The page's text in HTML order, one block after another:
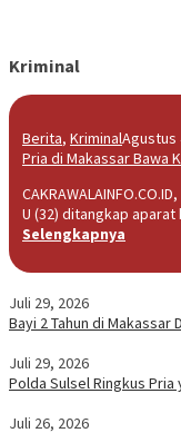
Kriminal
Berita, KriminalAgustus
Pria di Makassar Bawa
U (32) ditangkap
Selengkapnya
Juli 29, 2026
Bayi 2 Tahun di Makassar
Juli 29, 2026
Polda Sulsel Ringkus
Juli 26, 2026